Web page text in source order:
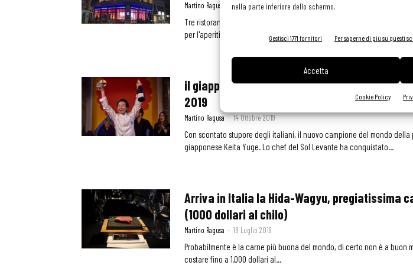
nella parte inferiore dello schermo.
Gestisci 1771 fornitori Per saperne di più su questi
Accetta
Cookie Policy
Martino Ragusa 21 Gennaio 2022
Tre ristoranti in altrettanti stili giapponesi, izakaya, robata e omakase,
per l'aperitivo e l'altro per il dopo-cena
il giapponese Keita Yuge è il campione del
2019
Martino Ragusa - 14 Ottobre 2019
Con scontato stupore degli italiani, il nuovo campione del mondo della
giapponese Keita Yuge. Lo chef del Sol Levante ha conquistato...
Arriva in Italia la Hida-Wagyu, pregiatissima
(1000 dollari al chilo)
Martino Ragusa - 18 Luglio 2019
Probabilmente è la carne più buona del mondo, di certo non è a buon
costare fino a 1.000 dollari al...